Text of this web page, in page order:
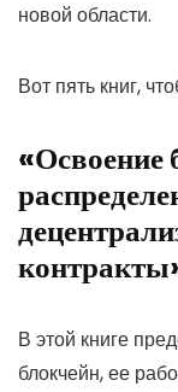
новой области.
Вот пять книг,
«Освоение
В этой книге
блокчейн, ее